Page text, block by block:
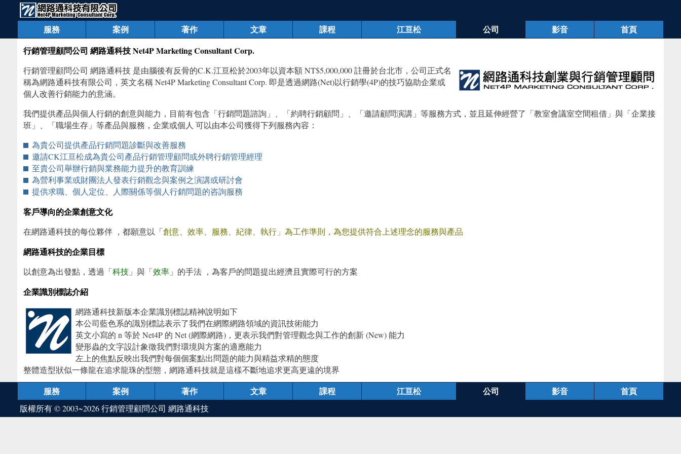
服務 案例 著作 文章 課程 江亘松 公司 影音
首頁
行銷管理顧問公司 網路通科技 Net4P Marketing Consultant Corp.
行銷管理顧問公司 網路通科技 是由腦後有反骨的C.K.江亘松於2003年以資本額 NT$5,000,000 註冊於台北市，公司正式名
稱為網路通科技有限公司，英文名稱 Net4P Marketing Consultant Corp. 即是透過網路(Net)以行銷學(4P)的技巧協助企業或
個人改善行銷能力的意涵。
我們提供產品與個人行銷的創意與能力，目前有包含「行銷問題諮詢」、「約聘行銷顧問」、「邀請顧問演講」等服務方式，並且延伸經營了「教室會議室空間租借」與「企業接
班」、「職場生存」等產品與服務，企業或個人 可以由本公司獲得下列服務內容：
為貴公司提供產品行銷問題診斷與改善服務
邀請CK江亘松成為貴公司產品行銷管理顧問或外聘行銷管理經理
至貴公司舉辦行銷與業務能力提升的教育訓練
為營利事業或財團法人發表行銷觀念與案例之演講或研討會
提供求職、個人定位、人際關係等個人行銷問題的咨詢服務
客戶導向的企業創意文化
在網路通科技的每位夥伴 ，都願意以「創意、效率、服務、紀律、執行」為工作準則，為您提供符合上述理念的服務與產品
網路通科技的企業目標
以創意為出發點，透過「科技 」與「效率 」的手法 ，為客戶的問題提出經濟且實際可行的方案
企業識別標誌介紹
網路通科技新版本企業識別標誌精神說明如下
本公司藍色系的識別標誌表示了我們在網際網路領域的資訊技術能力
英文小寫的 n 等於 Net4P 的 Net (網際網路)，更表示我們對管理觀念與工作的創新 (New) 能力
變形蟲的文字設計象徵我們對環境與方案的適應能力
左上的焦點反映出我們對每個個案點出問題的能力與精益求精的態度
整體造型狀似一條龍在追求龍珠的型態，網路通科技就是這樣不斷地追求更高更遠的境界
服務 案例 著作 文章 課程 江亘松 公司 影音 首頁
版權所有 © 2003~2026行銷管理顧問公司 網路通科技